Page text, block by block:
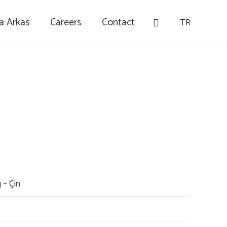
Arkas Careers Contact TR
Çin